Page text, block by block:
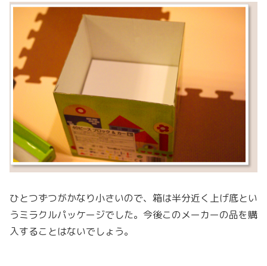
ひとつずつがかなり小さいので、箱は半分近く上げ底とい
うミラクルパッケージでした。今後このメーカーの品を購
入することはないでしょう。